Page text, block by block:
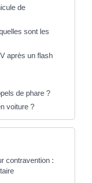
de
sont les
après un flash
de phare ?
voiture ?
contravention :